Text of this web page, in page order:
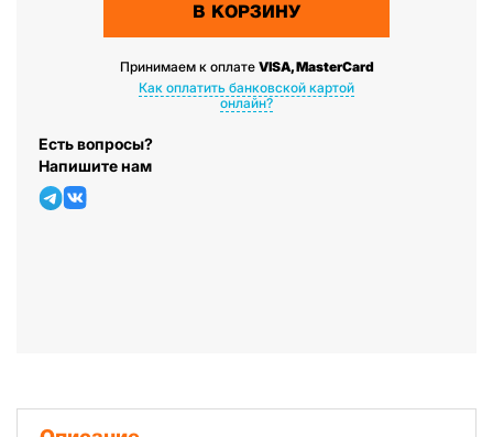
В КОРЗИНУ
Принимаем к оплате VISA, MasterCard
Как оплатить банковской картой
онлайн?
Есть вопросы?
Напишите нам